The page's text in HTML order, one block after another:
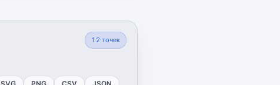
12 точек
SVG PNG CSV JSON